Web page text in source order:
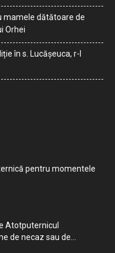
mamele dătătoare de
Orhei
în s. Lucășeuca, r-l
pentru momentele
Atotputernicul
de necaz sau de...